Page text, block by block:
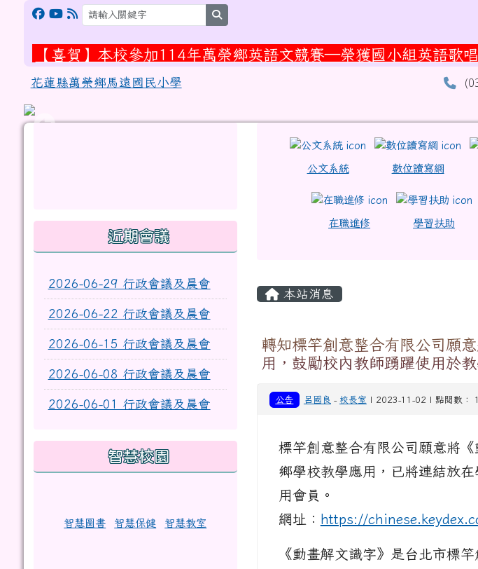
跳至主內容區
花蓮縣萬榮鄉馬遠國民小學
【喜賀】本校參加114年萬榮鄉英語文競賽—榮獲國小組英語歌
【恭賀】本校江菈慕同學及江欣嬨同學參加114年全國語文競
花蓮縣萬榮鄉馬遠國民小學
link to http://eschool.hlc.edu.tw/web-set_week_ilc/rest/service/view/public/
link to https://www.myups.hlc.edu.tw/modules/tadnews/
link to http://www.facebook.com/profile.php?id=100054563403966 \
link to https://www.myups.hlc.edu.tw/modules/tadnews/
link to https://gitmind.com/app/docs/mw01iteg \
link to https://www2.inservice.edu.tw/index2-3.aspx \
link to https://gitmind.com/app/docs/mw01iteg \
link to https://www.facebook.com/groups/
link to https://www2.inservice.edu.tw/index2-3.aspx \
近期會議
2026-06-29 行政會議及晨會
2026-06-22 行政會議及晨會
2026-06-15 行政會議及晨會
2026-06-08 行政會議及晨會
2026-06-01 行政會議及晨會
智慧校園
智慧圖書 智慧保健 智慧教室
上中區域內容
公文系統 數位讀寫網
在職進修 學習扶助
主內容區域
本站消息
轉知標竿創意整合有限公司願
用，鼓勵校內教師踴躍使用於教
公告 呂國良 - 校長室 | 2023-11-02 | 點閱數：
標竿創意整合有限公司願意將
鄉學校教學應用，已將連結放
用會員。
網址： https://
《動畫解文識字》是台北市標